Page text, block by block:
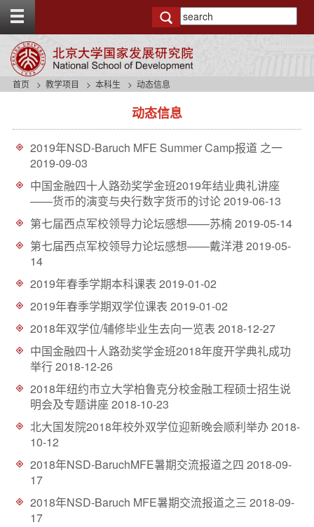
g
t
首页 教学项目 本科生 动态信息
动态信息
2019年NSD-Baruch MFE Summer Camp报道 之一
2019-09-03
中国金融四十人路劲奖学金班2019年结业典礼讲座
——货币的演变与央行数字货币的讨论2019-06-13
第七届西点军校领导力论坛感想——苏楠2019-05-14
第七届西点军校领导力论坛感想——戴洋港2019-05-
14
2019年春季学期本科课表 2019-01-02
2019年春季学期双学位课表 2019-01-02
2018年双学位/辅修毕业生去向一览表 2018-12-27
中国金融四十人路劲奖学金班2018年度开学典礼成功
举行2018-12-26
2018年纽约市立大学柏鲁克分校金融工程硕士招生说
明会及专题讲座2018-10-23
北大国发院2018年校外双学位迎新晚会顺利举办2018-
10-12
2018年NSD-BaruchMFE暑期交流报道之四 2018-09-
17
2018年NSD-Baruch MFE暑期交流报道之三 2018-09-
17